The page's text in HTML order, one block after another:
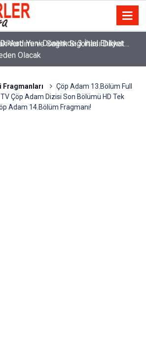
Yeni Dönemde 3 İhlal Ehliyet
Olacak
Fragmanları
Çöp Adam 13.Bölüm Full
Çöp Adam Dizisi Son Bölümü HD Tek
Adam 14.Bölüm Fragmanı!